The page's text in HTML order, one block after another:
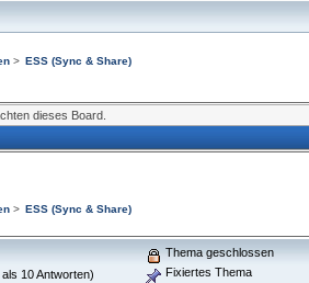
> ESS (Sync & Share)
dieses Board.
> ESS (Sync & Share)
10 Antworten)
Thema geschlossen
Fixiertes Thema